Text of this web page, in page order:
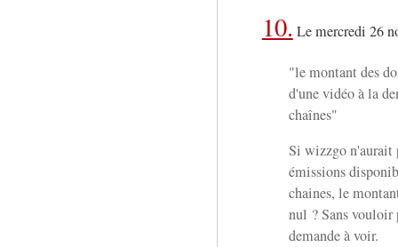
10. Le mercredi 26
"le montant des
d'une vidéo à la
chaînes"
Si wizzgo n'aurait
émissions
chaines, le
nul ? Sans vouloir
demande à voir.